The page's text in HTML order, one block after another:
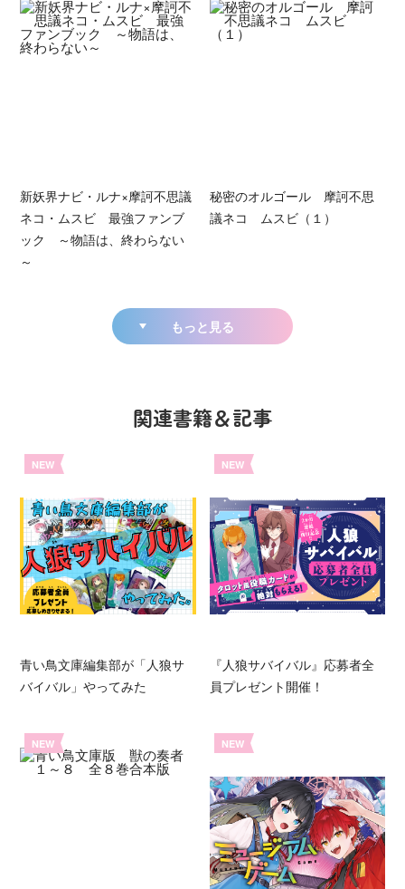
新妖界ナビ・ルナ×摩訶不思議
ネコ・ムスビ 最強ファンブ
ック ～物語は、終わらない
～
秘密のオルゴール 摩訶不思
議ネコ ムスビ（１）
もっと見る
関連書籍＆記事
NEW
青い鳥文庫編集部が「人狼サ
バイバル」やってみた
NEW
『人狼サバイバル』応募者全
員プレゼント開催！
NEW NEW